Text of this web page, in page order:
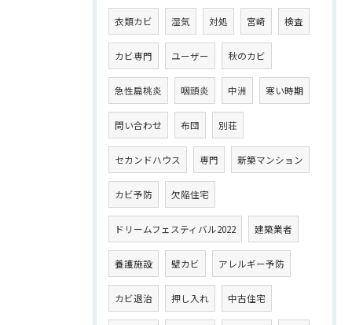
衣類カビ 湿気 対処 宮崎 検査
カビ専門 ユーザー 秋のカビ
急性扁桃炎 咽頭炎 中洲 寒い時期
問い合わせ 布団 別荘
セカンドハウス 専門 新築マンション
カビ予防 欠陥住宅
ドリームフェスティバル2022 建築業者
養護施設 壁カビ アレルギー予防
カビ退治 押し入れ 中古住宅